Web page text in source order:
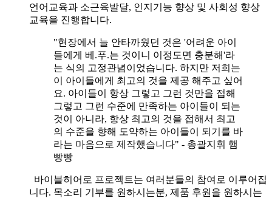
언어교육과 소근육발달, 인지기능 향상 및 사회성 향상
교육을 진행합니다.
"현장에서 늘 안타까웠던 것은 '어려운 아이
들에게 베.푸.는 것이니 이정도면 충분해'라
는 식의 고정관념이었습니다. 하지만 저희는
이 아이들에게 최고의 것을 제공 해주고 싶어
요. 아이들이 항상 그렇고 그런 것만을 접해
그렇고 그런 수준에 만족하는 아이들이 되는
것이 아니라, 항상 최고의 것을 접해서 최고
의 수준을 향해 도약하는 아이들이 되기를 바
라는 마음으로 제작했습니다" - 총괄지휘 햄
빵빵
바이블히어로 프로젝트는 여러분들의 참여로 이루어집
니다. 목소리 기부를 원하시는분, 제품 후원을 원하시는